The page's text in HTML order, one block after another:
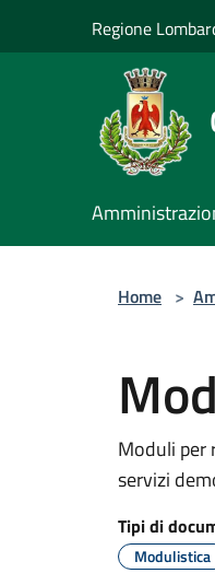
Regione
Home >
Moduli per
servizi
Tipi di
Modulistica